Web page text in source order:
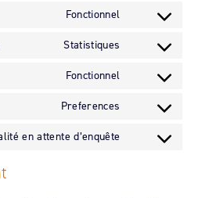
Fonctionnel
Consent
service
Statistiques
Consent
service
analytics
Fonctionnel
Consent
service
Preferences
Consent
service
en attente d’enquête
Consent